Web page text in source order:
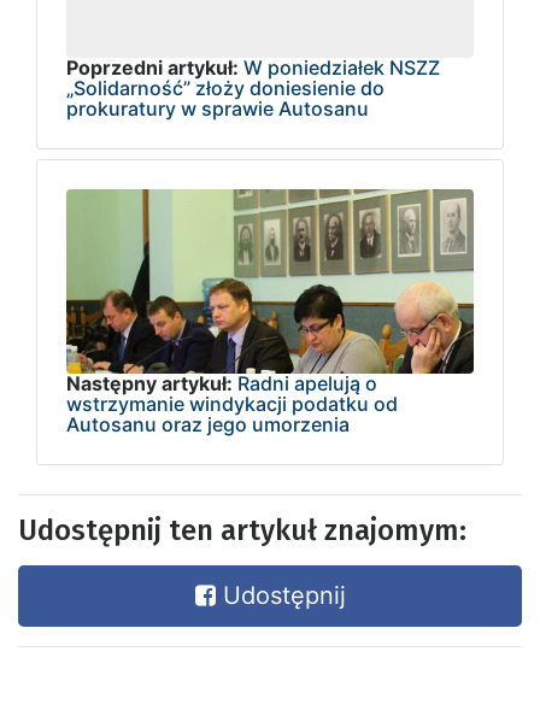
Poprzedni artykuł: W poniedziałek NSZZ
„Solidarność” złoży doniesienie do
prokuratury w sprawie Autosanu
Następny artykuł: Radni apelują o
wstrzymanie windykacji podatku od
Autosanu oraz jego umorzenia
Udostępnij ten artykuł znajomym:
Udostępnij